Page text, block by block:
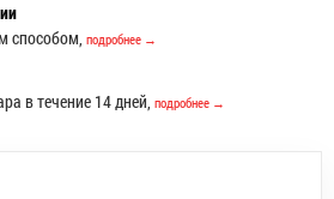
способом, подробнее →
в течение 14 дней, подробнее →